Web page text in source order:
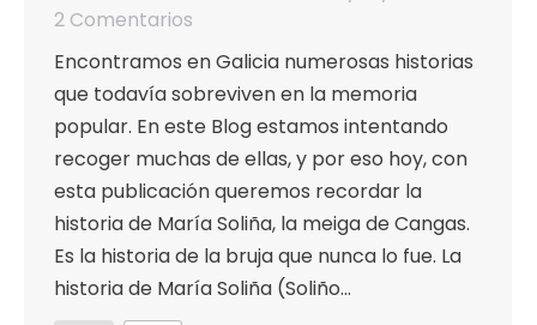
2 Comentarios
Encontramos en Galicia numerosas historias
que todavía sobreviven en la memoria
popular. En este Blog estamos intentando
recoger muchas de ellas, y por eso hoy, con
esta publicación queremos recordar la
historia de María Soliña, la meiga de Cangas.
Es la historia de la bruja que nunca lo fue. La
historia de María Soliña (Soliño…